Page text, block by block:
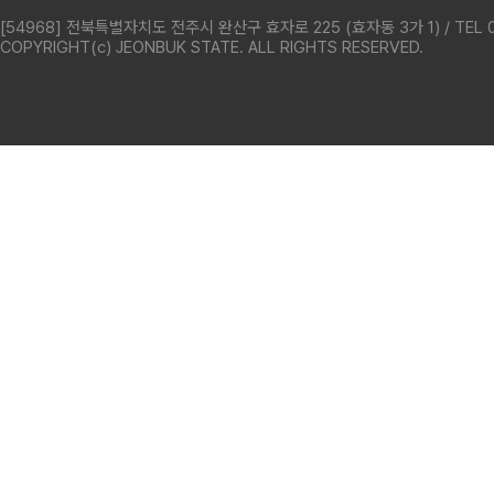
[54968] 전북특별자치도 전주시 완산구 효자로 225 (효자동 3가 1) /
COPYRIGHT(c) JEONBUK STATE. ALL RIGHTS RESERVED.